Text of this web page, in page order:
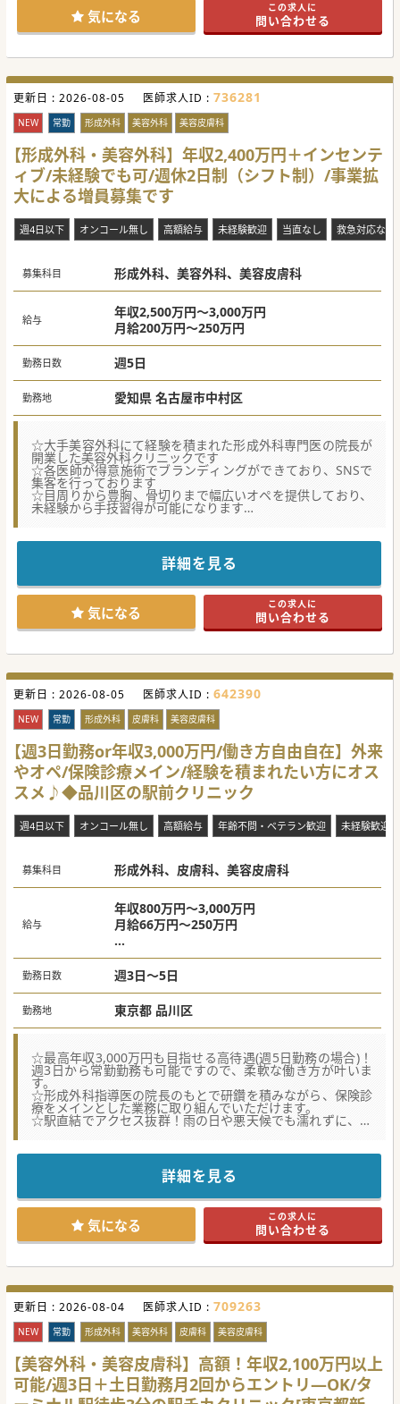
意向です。
シフト制ですが、勤務できない日は事前申請をいただければ
お休みも可能です。
#秋入職可
気になる この求人に
問い合わせる
更新日 : 2026-08-05 医師求人ID : 736281
NEW 常勤 形成外科 美容外科 美容皮膚科
【形成外科・美容外科】年収2,400万円＋インセンテ
ィブ/未経験でも可/週休2日制（シフト制）/事業拡
大による増員募集です
週4日以下 オンコール無し 高額給与 未経験歓迎 当直なし 救急対応なし
募集科目 形成外科、美容外科、美容皮膚科
給与
年収2,500万円～3,000万円
月給200万円～250万円
勤務日数 週5日
勤務地 愛知県 名古屋市中村区
☆大手美容外科にて経験を積まれた形成外科専門医の院長が
開業した美容外科クリニックです
☆各医師が得意施術でブランディングができており、SNSで
集客を行っております
☆目周りから豊胸、骨切りまで幅広いオペを提供しており、
未経験から手技習得が可能になります
総院長自らYouTubeなどSNSを中心とした活動を積極的に行
い、集患を行っています。
「確かな技術で適正な美容医療を」を掲げており、医師が自
らカウンセリングを行い、
施術内容を患者様と決めるため、明瞭な料金と正確な技術と
知識で運営を行っています。
外科の知見を深めたい、技術を追求していきたいという先生
にとっては良い環境です。
む環境を提供ができるような体制づくりを進めております。
詳細を見る
気になる この求人に
問い合わせる
更新日 : 2026-08-05 医師求人ID : 642390
NEW 常勤 形成外科 皮膚科 美容皮膚科
【週3日勤務or年収3,000万円/働き方自由自在】外来
やオペ/保険診療メイン/経験を積まれたい方にオス
スメ♪◆品川区の駅前クリニック
週4日以下 オンコール無し 高額給与 年齢不問・ベテラン歓迎 未経験歓迎
募集科目 形成外科、皮膚科、美容皮膚科
給与
年収800万円～3,000万円
月給66万円～250万円
週3日 800万円～1,800万円
週3.5日 1,000万円～2,100万円
週4日 1,200万円～2,400万円
週4.5日 1,400万円～2,700万円
週5日 1,600万円～3,000万円
勤務日数 週3日～5日
勤務地 東京都 品川区
☆最高年収3,000万円も目指せる高待遇(週5日勤務の場合)！
週3日から常勤勤務も可能ですので、柔軟な働き方が叶いま
す。
☆形成外科指導医の院長のもとで研鑽を積みながら、保険診
療をメインとした業務に取り組んでいただけます。
☆駅直結でアクセス抜群！雨の日や悪天候でも濡れずに、快
適に通勤できるクリニックです。
★☆コンサルタントからのメッセージ★☆
皮膚科・美容皮膚科・形成外科を標榜するクリニックで医師
を募集。（具体的な業務内容はご相談のうえ決定）
処方で済む疾患から小手術が必要な疾患まで、幅広い要望に
応えられる環境です。
品川区で各方面からのアクセスも大変便利な環境です。ご興
味ございましたら、お気軽にご相談ください！
詳細を見る
気になる この求人に
問い合わせる
更新日 : 2026-08-04 医師求人ID : 709263
NEW 常勤 形成外科 美容外科 皮膚科 美容皮膚科
【美容外科・美容皮膚科】高額！年収2,100万円以上
可能/週3日＋土日勤務月2回からエントリ―OK/タ